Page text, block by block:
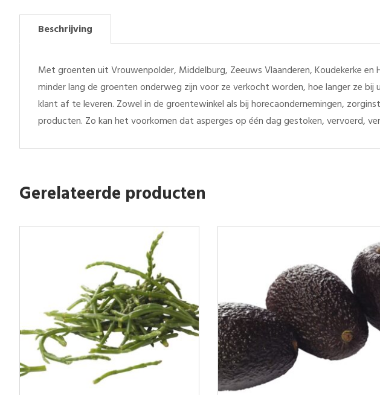
Beschrijving
Met groenten uit Vrouwenpolder, Middelburg, Zeeuws Vlaanderen, Koudekerke
minder lang de groenten onderweg zijn voor ze verkocht worden, hoe langer ze
klant af te leveren. Zowel in de groentewinkel als bij horecaondernemingen,
producten. Zo kan het voorkomen dat asperges op één dag gestoken, vervoerd,
Gerelateerde producten